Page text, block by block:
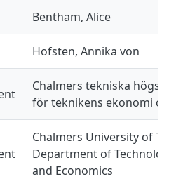
Bentham, Alice
Hofsten, Annika von
Chalmers tekniska
för teknikens ekonomi
Chalmers University of
Department of
and Economics